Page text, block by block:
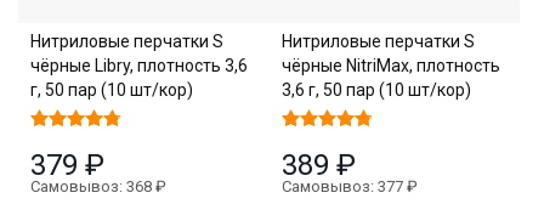
Нитриловые перчатки S
чёрные Libry, плотность 3,6
г, 50 пар (10 шт/кор)
379 ₽
Самовывоз: 368 ₽
Нитриловые перчатки S
чёрные NitriMax, плотность
3,6 г, 50 пар (10 шт/кор)
389 ₽
Самовывоз: 377 ₽